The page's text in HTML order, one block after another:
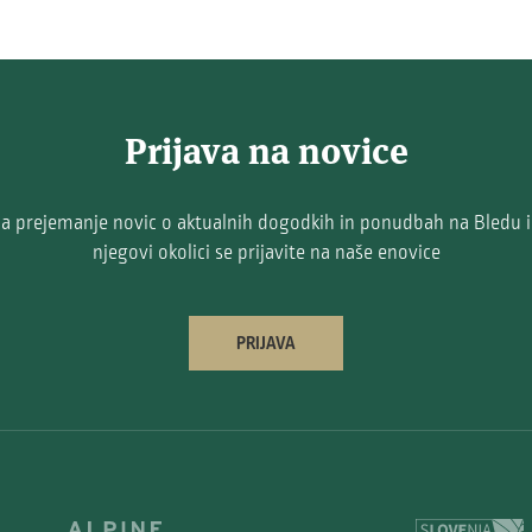
Prijava na novice
prejemanje novic o aktualnih dogodkih in ponudbah na Bledu
njegovi okolici se prijavite na naše enovice
PRIJAVA